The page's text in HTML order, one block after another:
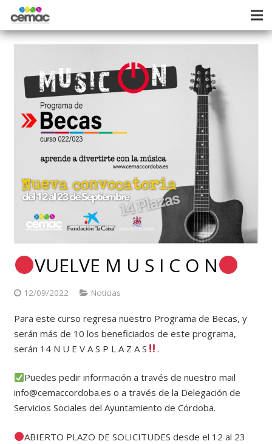
VUELVE M U S I C O N
12/09/2022 Noticias
Para este curso regresa nuestro Programa de Becas, y
serán más de 10 los beneficiados de este programa,
serán 14 N U E V A S P L A Z A S
.
Puedes pedir información a través de nuestro mail
info@cemaccordoba.es o a través de la Delegación de
Servicios Sociales del Ayuntamiento de Córdoba.
ABIERTO PLAZO DE SOLICITUDES desde el 12 al 23